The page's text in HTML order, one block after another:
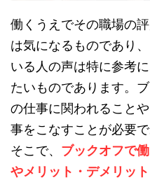
働くうえでその職場の
は気になるものであり
いる人の声は特に参考
たいものであります。
の仕事に関われること
事をこなすことが必要で
そこで、 ブックオフで
やメリット・デメリット